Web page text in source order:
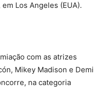
Los Angeles (EUA).
com as atrizes
Mikey Madison e Demi
na categoria